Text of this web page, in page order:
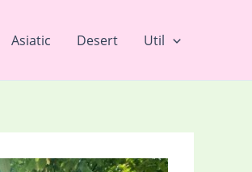
Asiatic Desert Util